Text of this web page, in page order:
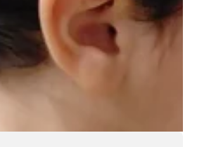
partageant